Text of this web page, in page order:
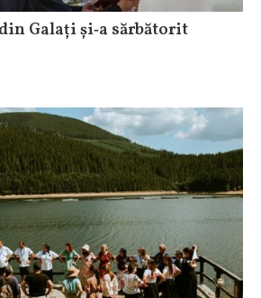
Galați și‑a sărbătorit